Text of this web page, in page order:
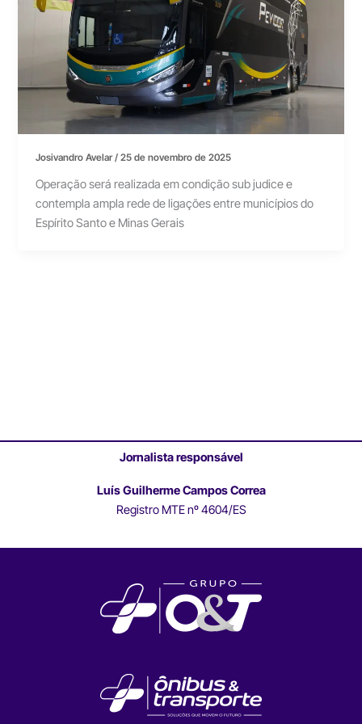
Josivandro Avelar/25 de novembro de 2025
Operação será realizada em condição sub judice e
contempla ampla rede de ligações entre municípios do
Espírito Santo e Minas Gerais
Jornalista responsável
Luís Guilherme Campos Correa
Registro MTE nº 4604/ES